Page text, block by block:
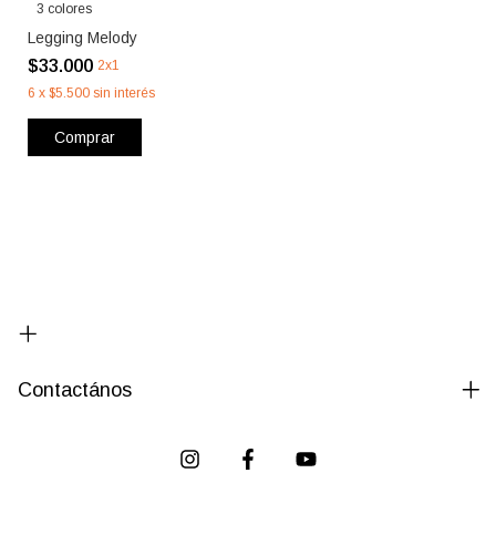
3 colores
Legging Melody
$33.000 2x1
6 x $5.500 sin interés
Comprar
Contactános